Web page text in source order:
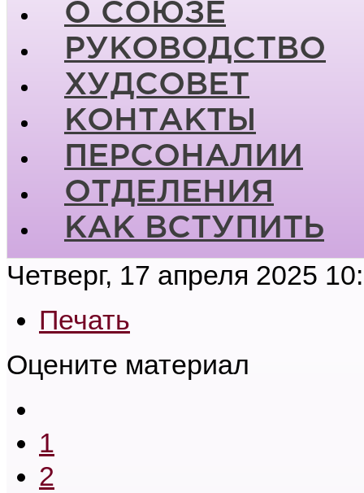
О СОЮЗЕ
РУКОВОДСТВО
ХУДСОВЕТ
КОНТАКТЫ
ПЕРСОНАЛИИ
ОТДЕЛЕНИЯ
КАК ВСТУПИТЬ
Четверг, 17 апреля 2025
Печать
Оцените материал
1
2